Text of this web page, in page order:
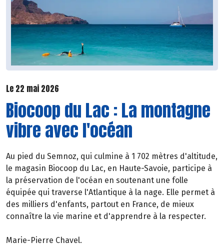
Le 22 mai 2026
Biocoop du Lac : La montagne
vibre avec l'océan
Au pied du Semnoz, qui culmine à 1 702 mètres d'altitude,
le magasin Biocoop du Lac, en Haute-Savoie, participe à
la préservation de l'océan en soutenant une folle
équipée qui traverse l'Atlantique à la nage. Elle permet à
des milliers d'enfants, partout en France, de mieux
connaître la vie marine et d'apprendre à la respecter.
Marie-Pierre Chavel.